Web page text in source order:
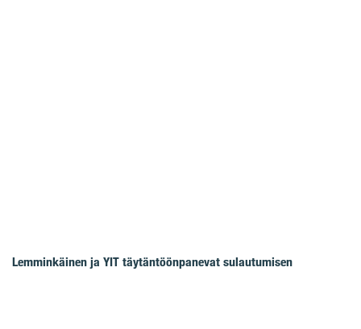
Lemminkäinen ja YIT täytäntöönpanevat sulautumisen